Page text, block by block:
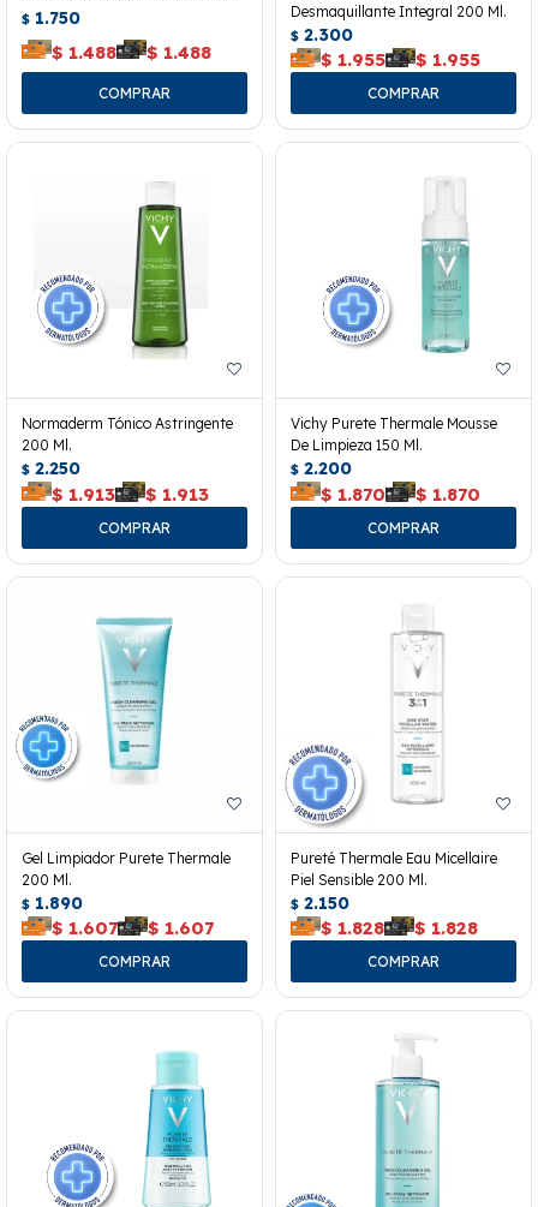
$ 1.750
$ 1.488 $ 1.488
Desmaquillante Integral 200 Ml.
$ 2.300
$ 1.955 $ 1.955
Normaderm Tónico Astringente
200 Ml.
$ 2.250
$ 1.913 $ 1.913
Vichy Purete Thermale Mousse
De Limpieza 150 Ml.
$ 2.200
$ 1.870 $ 1.870
Gel Limpiador Purete Thermale
200 Ml.
$ 1.890
$ 1.607 $ 1.607
Pureté Thermale Eau Micellaire
Piel Sensible 200 Ml.
$ 2.150
$ 1.828 $ 1.828